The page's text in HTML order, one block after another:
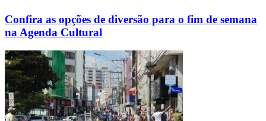
Confira as opções de diversão para o fim de semana
na Agenda Cultural